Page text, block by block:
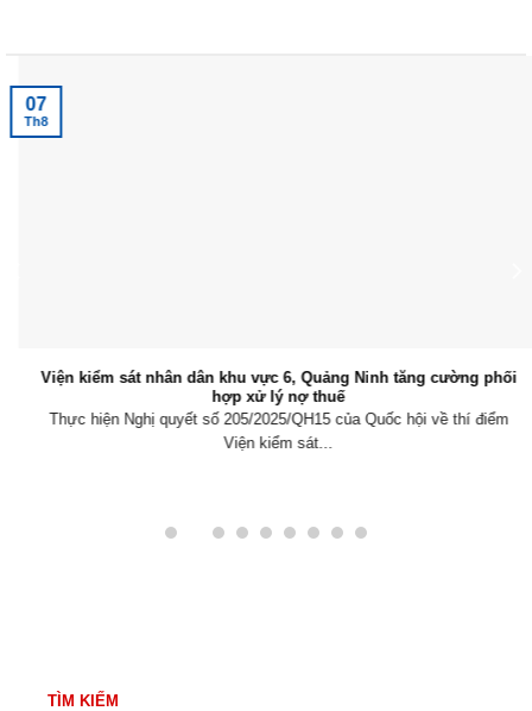
Viện kiểm sát nhân dân khu vực 6, Quảng Ninh tăng cường phối
hợp xử lý nợ thuế
Thực hiện Nghị quyết số 205/2025/QH15 của Quốc hội về thí điểm
Viện kiểm sát...
07
Th8
TÌM KIẾM